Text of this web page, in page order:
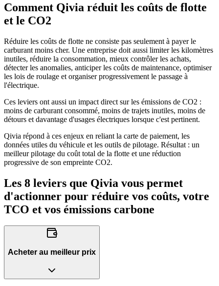
Comment Qivia réduit les coûts de flotte
et le CO2
Réduire les coûts de flotte ne consiste pas seulement à payer le
carburant moins cher. Une entreprise doit aussi limiter les kilomètres
inutiles, réduire la consommation, mieux contrôler les achats,
détecter les anomalies, anticiper les coûts de maintenance, optimiser
les lois de roulage et organiser progressivement le passage à
l'électrique.
Ces leviers ont aussi un impact direct sur les émissions de CO2 :
moins de carburant consommé, moins de trajets inutiles, moins de
détours et davantage d'usages électriques lorsque c'est pertinent.
Qivia répond à ces enjeux en reliant la carte de paiement, les
données utiles du véhicule et les outils de pilotage. Résultat : un
meilleur pilotage du coût total de la flotte et une réduction
progressive de son empreinte CO2.
Les 8 leviers que Qivia vous permet
d'actionner pour réduire vos coûts, votre
TCO et vos émissions carbone
Acheter au meilleur prix